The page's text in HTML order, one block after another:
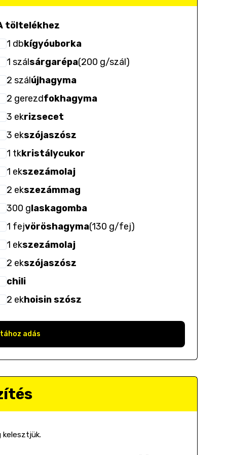
töltelékhez
1 dbkígyóuborka
1 szálsárgarépa(200 g/szál)
2 szálújhagyma
2 gerezdfokhagyma
3 ekrizsecet
3 ekszójaszósz
1 tkkristálycukor
1 ekszezámolaj
2 ekszezámmag
300 glaskagomba
1 fejvöröshagyma(130 g/fej)
1 ekszezámolaj
2 ekszójaszósz
chili
2 ekhoisin szósz
adás
kelesztjük.